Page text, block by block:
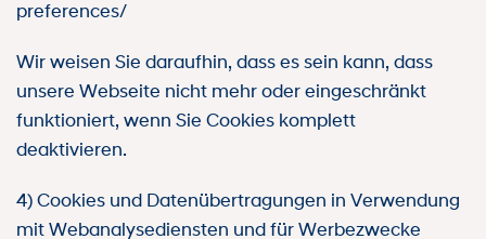
preferences/
Wir weisen Sie daraufhin, dass es sein kann, dass
unsere Webseite nicht mehr oder eingeschränkt
funktioniert, wenn Sie Cookies komplett
deaktivieren.
4) Cookies und Datenübertragungen in Verwendung
mit Webanalysediensten und für Werbezwecke